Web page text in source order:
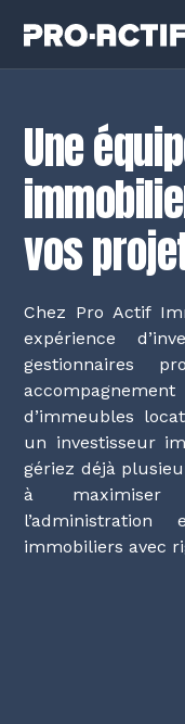
Une
vos
Chez Pro Actif
expérience
gestionnaires
d’immeubles
un investisseur
gériez déjà
à maximiser
immobiliers avec